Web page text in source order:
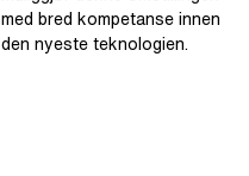
med bred kompetanse innen
den nyeste teknologien.